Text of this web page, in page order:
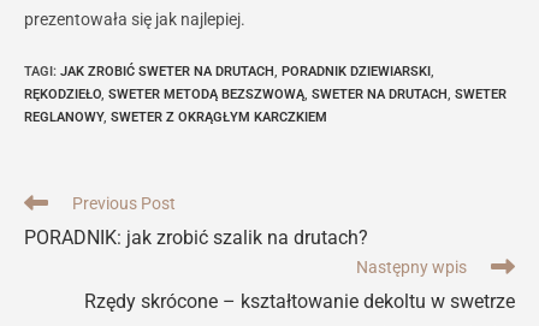
prezentowała się jak najlepiej.
TAGI: JAK ZROBIĆ SWETER NA DRUTACH PORADNIK DZIEWIARSKI
RĘKODZIEŁO SWETER METODĄ BEZSZWOWĄ SWETER NA DRUTACH SWETER
REGLANOWY, SWETER Z OKRĄGŁYM KARCZKIEM
Read
articles
Previous Post
PORADNIK: jak zrobić szalik na drutach?
Następny wpis
Rzędy skrócone – kształtowanie dekoltu w swetrze